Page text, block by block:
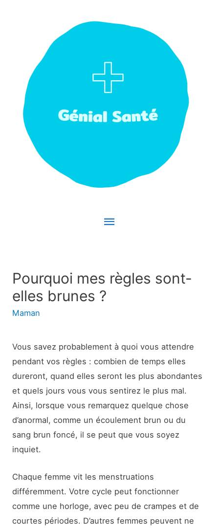
Menu
Pourquoi mes règles sont-
elles brunes ?
Maman
Vous savez probablement à quoi vous attendre
pendant vos règles : combien de temps elles
dureront, quand elles seront les plus abondantes
et quels jours vous vous sentirez le plus mal.
Ainsi, lorsque vous remarquez quelque chose
d’anormal, comme un écoulement brun ou du
sang brun foncé, il se peut que vous soyez
inquiet.
Chaque femme vit les menstruations
différemment. Votre cycle peut fonctionner
comme une horloge, avec peu de crampes et de
courtes périodes. D’autres femmes peuvent ne